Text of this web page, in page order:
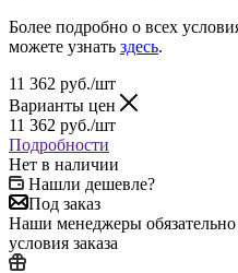
Более подробно о всех
можете узнать здесь.
11 362 руб./шт
Варианты цен
11 362 руб./шт
Подробности
Нет в наличии
Нашли дешевле?
Под заказ
Наши менеджеры
условия заказа